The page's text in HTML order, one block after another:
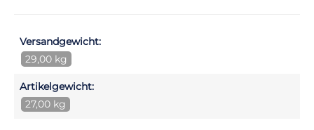
Versandgewicht:
29,00 kg
Artikelgewicht:
27,00 kg